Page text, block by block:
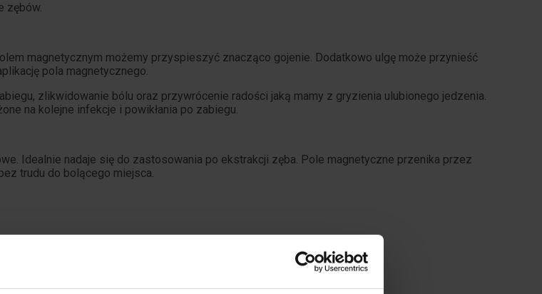
zębów.
magnetycznym możemy przyspieszyć znacząco gojenie. Dodatkowo ulgę może przynieść
pola magnetycznego.
zlikwidowanie bólu oraz przywrócenie radości jaką mamy z gryzienia ulubionego jedzenia.
na kolejne infekcje i powikłania po zabiegu.
Idealnie nadaje się do zastosowania po ekstrakcji zęba. Pole magnetyczne przenika przez
trudu do bolącego miejsca.